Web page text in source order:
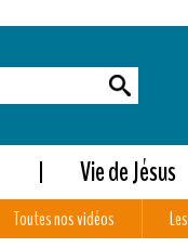
Vie de Jésus
Toutes nos vidéos